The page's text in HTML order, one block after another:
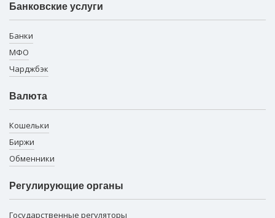
Банковские услуги
Банки
МФО
Чарджбэк
Валюта
Кошельки
Биржи
Обменники
Регулирующие органы
Государственные регуляторы